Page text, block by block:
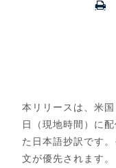
Print
本リリースは、米
日（現地時間）に
た日本語抄訳です
文が優先されます。